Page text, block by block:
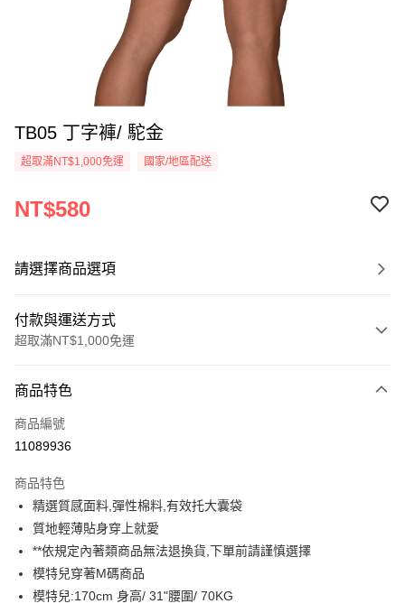
TB05 丁字褲/ 駝金
超取滿NT$1,000免運 國家/地區配送
NT$580
請選擇商品選項
付款與運送方式
超取滿NT$1,000免運
信用卡一次付款
信用卡分期付款
合作金庫商業銀行
華南商業銀行
彰化商業銀行
上海商業儲蓄銀行
國泰世華商業銀行
兆豐國際商業銀行
臺灣中小企業銀行
匯豐（台灣）商業銀行
聯邦商業銀行
6 期 0 利率 每期
華南商業銀行
上海商業儲蓄銀行
台北富邦商業銀行
國泰世華商業銀行
臺灣中小企業銀行
台中商業銀行
12 期 0 利率 每期 NT$48
合作金庫商業銀行
第一商業銀行
上海商業儲蓄銀行
國泰世華商業銀行
兆豐國際商業銀行
24 期 0 利率 每期 NT$24
合作金庫商業銀行
華南商業銀行
彰化商業銀行
超商取貨付款
商品特色
商品編號
11089936
商品特色
精選質感面料,彈性棉料,有效托大囊袋
質地輕薄貼身穿上就愛
**依規定內著類商品無法退換貨,下單前請謹慎選擇
模特兒穿著M碼商品
模特兒:170cm 身高/ 31"腰圍/ 70KG